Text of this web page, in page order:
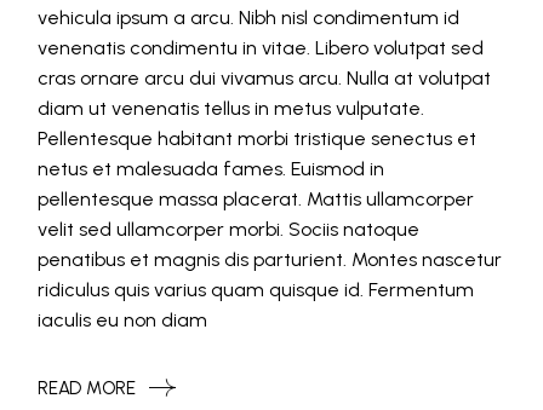
vehicula ipsum a arcu. Nibh nisl condimentum id
venenatis condimentu in vitae. Libero volutpat sed
cras ornare arcu dui vivamus arcu. Nulla at volutpat
diam ut venenatis tellus in metus vulputate.
Pellentesque habitant morbi tristique senectus et
netus et malesuada fames. Euismod in
pellentesque massa placerat. Mattis ullamcorper
velit sed ullamcorper morbi. Sociis natoque
penatibus et magnis dis parturient. Montes nascetur
ridiculus quis varius quam quisque id. Fermentum
iaculis eu non diam
READ MORE